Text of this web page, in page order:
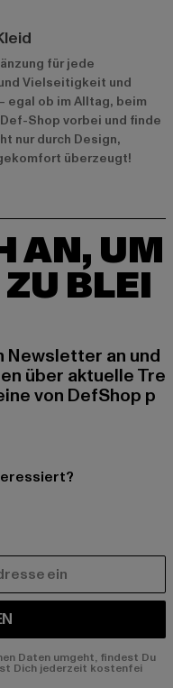
für jede
Vielseitigkeit und
egal ob im Alltag, beim
Shop vorbei und finde
nur durch Design,
überzeugt!
AN, UM
BLEI
Newsletter an und
über aktuelle Tre
von DefShop p
Daten umgeht, findest Du
Dich jederzeit kostenfei